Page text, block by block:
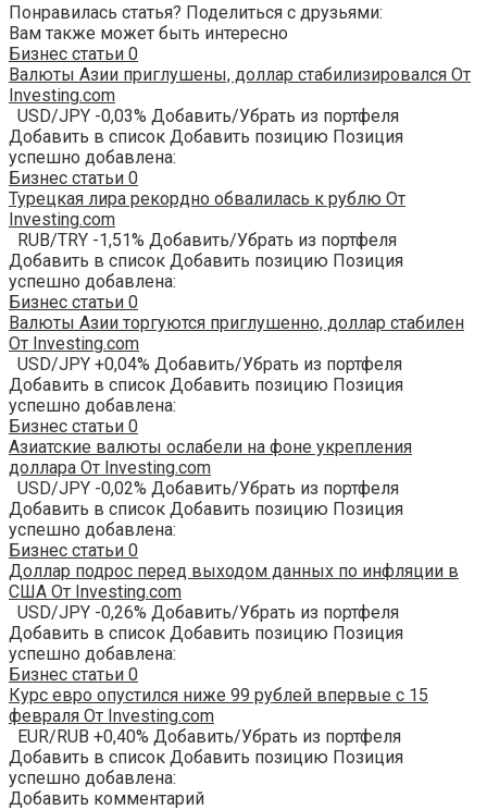
Понравилась статья? Поделиться с друзьями:
Вам также может быть интересно
Бизнес статьи 0
Валюты Азии приглушены, доллар стабилизировался От
Investing.com
USD/JPY -0,03% Добавить/Убрать из портфеля
Добавить в список Добавить позицию Позиция
успешно добавлена:
Бизнес статьи 0
Турецкая лира рекордно обвалилась к рублю От
Investing.com
RUB/TRY -1,51% Добавить/Убрать из портфеля
Добавить в список Добавить позицию Позиция
успешно добавлена:
Бизнес статьи 0
Валюты Азии торгуются приглушенно, доллар стабилен
От Investing.com
USD/JPY +0,04% Добавить/Убрать из портфеля
Добавить в список Добавить позицию Позиция
успешно добавлена:
Бизнес статьи 0
Азиатские валюты ослабели на фоне укрепления
доллара От Investing.com
USD/JPY -0,02% Добавить/Убрать из портфеля
Добавить в список Добавить позицию Позиция
успешно добавлена:
Бизнес статьи 0
Доллар подрос перед выходом данных по инфляции в
США От Investing.com
USD/JPY -0,26% Добавить/Убрать из портфеля
Добавить в список Добавить позицию Позиция
успешно добавлена:
Бизнес статьи 0
Курс евро опустился ниже 99 рублей впервые с 15
февраля От Investing.com
EUR/RUB +0,40% Добавить/Убрать из портфеля
Добавить в список Добавить позицию Позиция
успешно добавлена:
Добавить комментарий